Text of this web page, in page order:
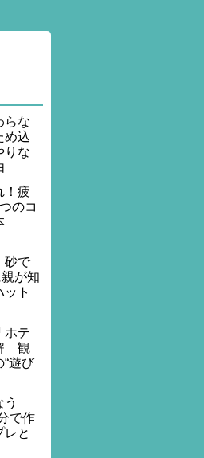
らな
め込
りな
！疲
のコ
砂で
が知
ト
ホテ
観
遊び
で作
レと